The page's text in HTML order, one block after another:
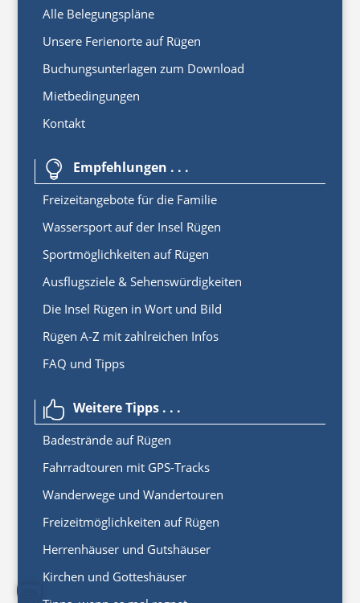
Alle Belegungspläne
Unsere Ferienorte auf Rügen
Buchungsunterlagen zum Download
Mietbedingungen
Kontakt
 Empfehlungen . . .
Freizeitangebote für die Familie
Wassersport auf der Insel Rügen
Sportmöglichkeiten auf Rügen
Ausflugsziele & Sehenswürdigkeiten
Die Insel Rügen in Wort und Bild
Rügen A-Z mit zahlreichen Infos
FAQ und Tipps
 Weitere Tipps . . .
Badestrände auf Rügen
Fahrradtouren mit GPS-Tracks
Wanderwege und Wandertouren
Freizeitmöglichkeiten auf Rügen
Herrenhäuser und Gutshäuser
Kirchen und Gotteshäuser